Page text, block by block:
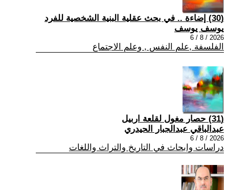
(30) إضاءة .. في بحث عقلية البنية الشخصية للفرد
يوسف يوسف
2026 / 8 / 6
الفلسفة ,علم النفس , وعلم الاجتماع
(31) حصار مغول لقلعة اربيل
عبدالباقي عبدالجبار الحيدري
2026 / 8 / 6
دراسات وابحاث في التاريخ والتراث واللغات